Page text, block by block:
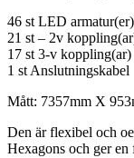
46 st LED armatur(er)
21 st – 2v
17 st 3-v koppling(ar)
1 st Anslutningskabel
Mått: 7357mm X
Den är flexibel och
Hexagons och ger